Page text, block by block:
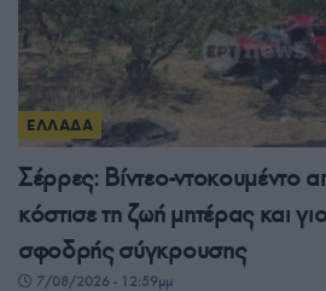
ΕΛΛΑΔΑ
Σέρρες: Βίντεο-ντοκουμέντο
κόστισε τη ζωή μητέρας και
σφοδρής σύγκρουσης
7/08/2026 - 12:59μμ